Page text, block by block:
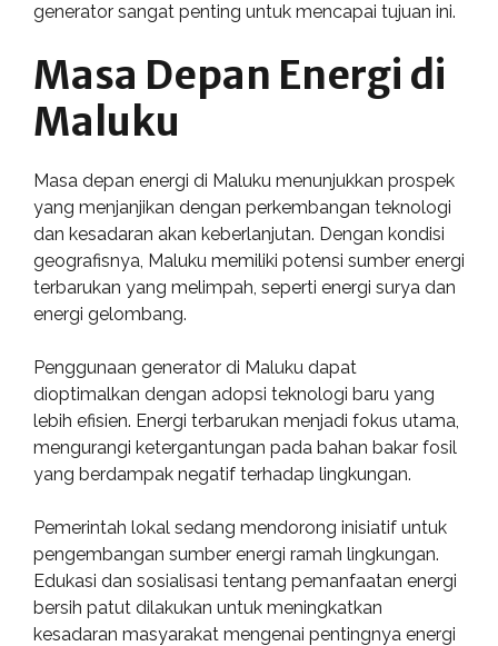
generator sangat penting untuk mencapai tujuan ini.
Masa Depan Energi di
Maluku
Masa depan energi di Maluku menunjukkan prospek
yang menjanjikan dengan perkembangan teknologi
dan kesadaran akan keberlanjutan. Dengan kondisi
geografisnya, Maluku memiliki potensi sumber energi
terbarukan yang melimpah, seperti energi surya dan
energi gelombang.
Penggunaan generator di Maluku dapat
dioptimalkan dengan adopsi teknologi baru yang
lebih efisien. Energi terbarukan menjadi fokus utama,
mengurangi ketergantungan pada bahan bakar fosil
yang berdampak negatif terhadap lingkungan.
Pemerintah lokal sedang mendorong inisiatif untuk
pengembangan sumber energi ramah lingkungan.
Edukasi dan sosialisasi tentang pemanfaatan energi
bersih patut dilakukan untuk meningkatkan
kesadaran masyarakat mengenai pentingnya energi